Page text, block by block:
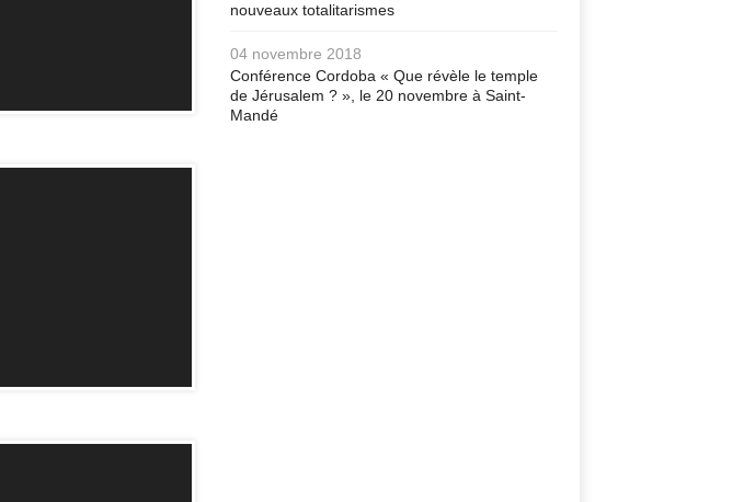
nouveaux totalitarismes
04 novembre 2018
Conférence Cordoba « Que révèle le temple
de Jérusalem ? », le 20 novembre à Saint-
Mandé